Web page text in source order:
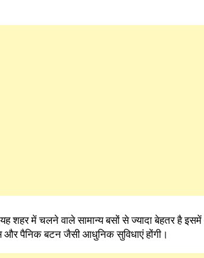
शहर में चलने वाले सामान्य बसों से ज्यादा बेहतर है
और पैनिक बटन जैसी आधुनिक सुविधाएं होंगी।